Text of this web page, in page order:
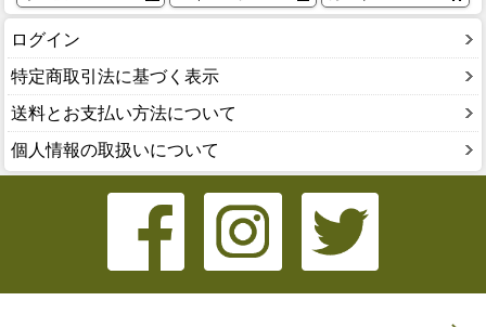
ログイン
特定商取引法に基づく表示
送料とお支払い方法について
個人情報の取扱いについて